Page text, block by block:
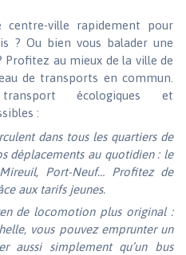
centre-ville rapidement pour
? Ou bien vous balader une
Profitez au mieux de la ville de
de transports en commun.
écologiques et
:
dans tous les quartiers de
déplacements au quotidien : le
Port-Neuf… Profitez de
aux tarifs jeunes.
de locomotion plus original :
vous pouvez emprunter un
aussi simplement qu’un bus